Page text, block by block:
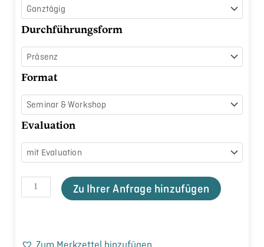
Durchführungsform
Format
Evaluation
Menge
Zu Ihrer Anfrage hinzufügen